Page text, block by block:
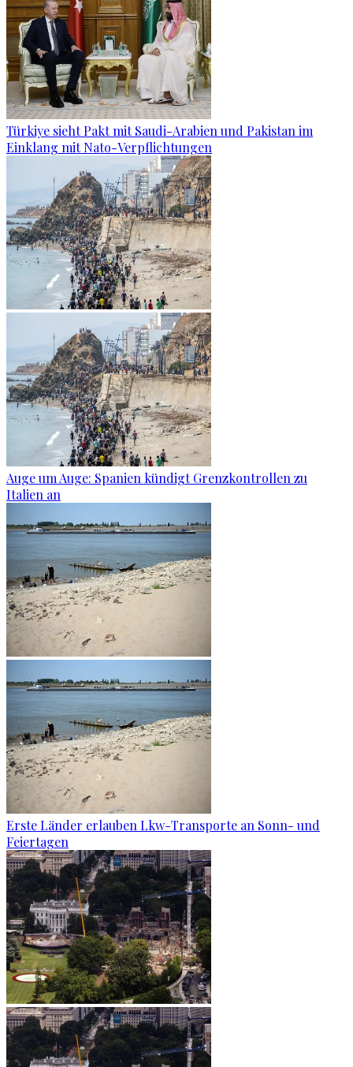
Türkiye sieht Pakt mit Saudi-Arabien und Pakistan im
Einklang mit Nato-Verpflichtungen
Auge um Auge: Spanien kündigt Grenzkontrollen zu
Italien an
Erste Länder erlauben Lkw-Transporte an Sonn- und
Feiertagen